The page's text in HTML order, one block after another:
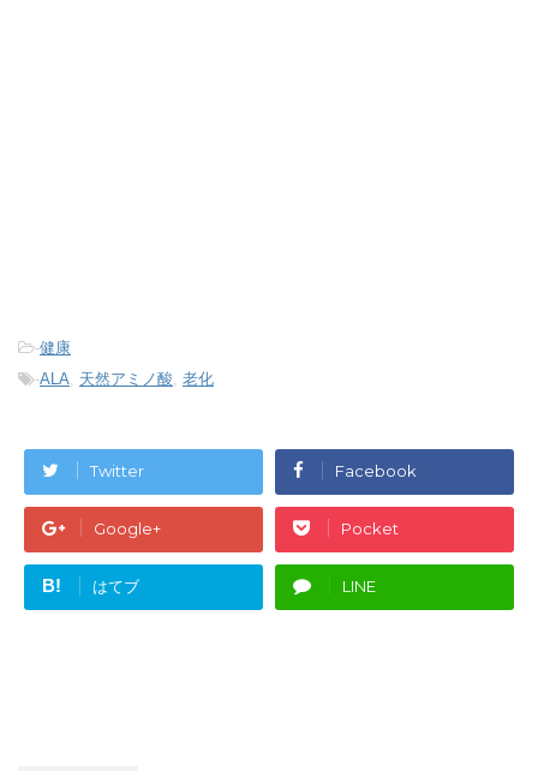
-健康
-ALA 天然アミノ酸 老化
Twitter Facebook
Google+ Pocket
B! はてブ LINE